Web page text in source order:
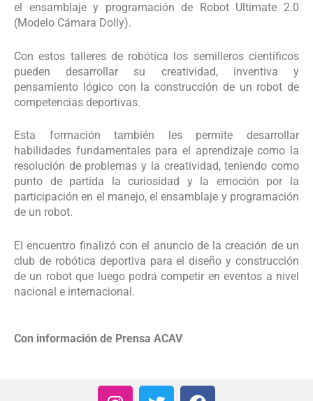
el ensamblaje y programación de Robot Ultimate 2.0
(Modelo Cámara Dolly).
Con estos talleres de robótica los semilleros científicos
pueden desarrollar su creatividad, inventiva y
pensamiento lógico con la construcción de un robot de
competencias deportivas.
Esta formación también les permite desarrollar
habilidades fundamentales para el aprendizaje como la
resolución de problemas y la creatividad, teniendo como
punto de partida la curiosidad y la emoción por la
participación en el manejo, el ensamblaje y programación
de un robot.
El encuentro finalizó con el anuncio de la creación de un
club de robótica deportiva para el diseño y construcción
de un robot que luego podrá competir en eventos a nivel
nacional e internacional.
Con información de Prensa ACAV
I
T
F